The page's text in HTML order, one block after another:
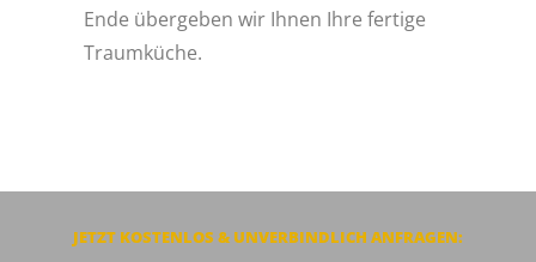
Ende übergeben wir Ihnen Ihre fertige
Traumküche.
JETZT KOSTENLOS & UNVERBINDLICH ANFRAGEN: